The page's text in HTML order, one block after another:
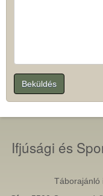
Beküldés
Ifjúsági és
Táborajánló